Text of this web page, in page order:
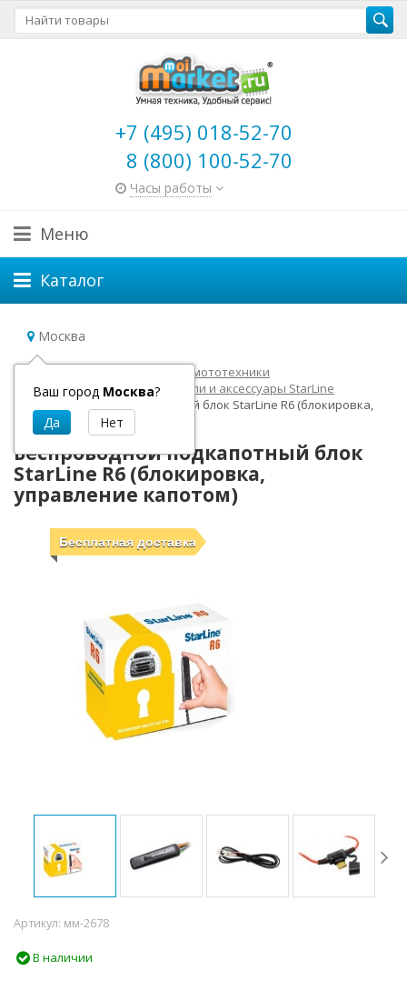
+7 (495) 018-52-70
8 (800) 100-52-70
Часы работы
Меню
Каталог
Москва
Ваш город Москва?
Главная
Товары для авто и мототехники
Автосигнализации
Модули и аксессуары StarLine
Беспроводной подкапотный блок StarLine R6 (блокировка,
управление капотом)
Беспроводной подкапотный блок
StarLine R6 (блокировка,
управление капотом)
Бесплатная доставка
Артикул: мм-2678
В наличии